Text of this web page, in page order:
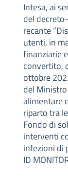
Intesa, ai
del
recante
utenti, in
finanziarie
convertito,
ottobre
del
alimentare
riparto tra
Fondo di
interventi
infezioni di
ID